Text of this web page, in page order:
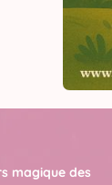
magique des